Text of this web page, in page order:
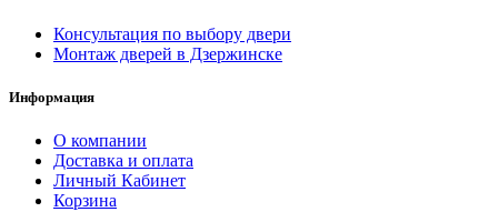
Консультация по выбору двери
Монтаж дверей в Дзержинске
Информация
О компании
Доставка и оплата
Личный Кабинет
Корзина